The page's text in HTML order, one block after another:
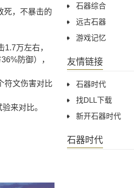
死，不暴击的
万左右，
防御），
符文伤害对比
来对比。
石器综合
远古石器
游戏记忆
友情链接
石器时代
找DLL下载
新开石器时代
石器时代